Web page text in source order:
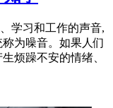
学习和工作的声音,
为噪音。如果人们
烦躁不安的情绪、